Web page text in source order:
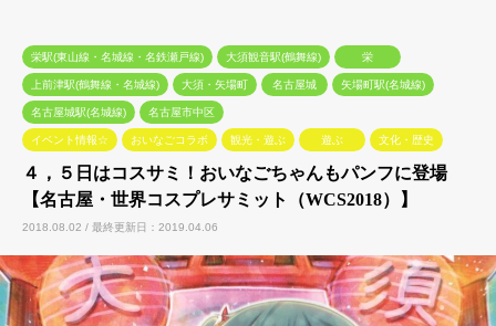
栄駅(東山線・名城線・名鉄瀬戸線) 大須観音駅(鶴舞線) 栄
上前津駅(鶴舞線・名城線) 大須・矢場町 名古屋城 矢場町駅(名城線)
名古屋城駅(名城線) 名古屋市中区
イベント情報☆ おいなごコラボ 観光・遊ぶ 遊ぶ 文化・歴史
４，５日はコスサミ！おいなごちゃんもパンフに登場
【名古屋・世界コスプレサミット（WCS2018）】
2018.08.02 / 最終更新日：2019.04.06